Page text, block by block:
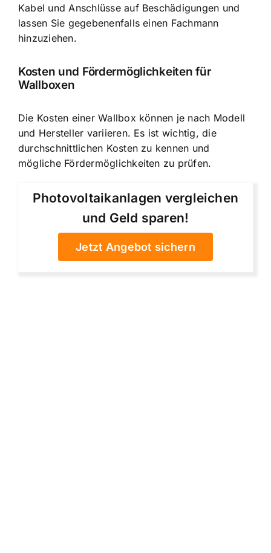
Kabel und Anschlüsse auf Beschädigungen und
lassen Sie gegebenenfalls einen Fachmann
hinzuziehen.
Kosten und Fördermöglichkeiten für
Wallboxen
Die Kosten einer Wallbox können je nach Modell
und Hersteller variieren. Es ist wichtig, die
durchschnittlichen Kosten zu kennen und
mögliche Fördermöglichkeiten zu prüfen.
Photovoltaikanlagen vergleichen
und Geld sparen!
Jetzt Angebot sichern